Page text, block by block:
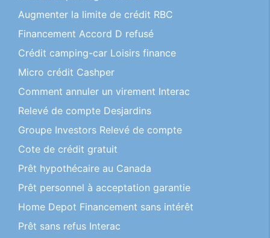
Augmenter la limite de crédit RBC
Financement Accord D refusé
Crédit camping-car Loisirs finance
Micro crédit Cashper
Comment annuler un virement Interac
Relevé de compte Desjardins
Groupe Investors Relevé de compte
Cote de crédit gratuit
Prêt hypothécaire au Canada
Prêt personnel à acceptation garantie
Home Depot Financement sans intérêt
Prêt sans refus Interac